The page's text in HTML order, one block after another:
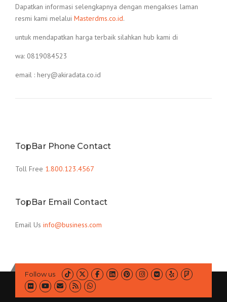
Dapatkan informasi selengkapnya dengan mengakses laman
resmi kami melalui Masterdms.co.id.
untuk mendapatkan harga terbaik silahkan hub kami di
wa: 0819084523
email : hery@akiradata.co.id
TopBar Phone Contact
Toll Free 1.800.123.4567
TopBar Email Contact
Email Us info@business.com
Follow us